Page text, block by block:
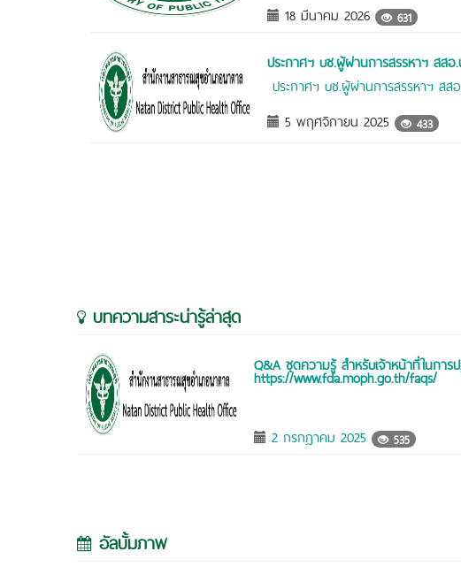
18 มีนาคม 2026
631
ประกาศฯ บช.ผู้ผ่านการสรรหาฯ สสอ
ประกาศฯ บช.ผู้ผ่านการสรรหาฯ สส
5 พฤศจิกายน 2025
433
บทความสาระน่ารู้ล่าสุด
Q&A ชุดความรู้ สำหรับเจ้าหน้าที่ในการ
https://www.fda.moph.go.th/faqs/
2 กรกฎาคม 2025 535
อัลบั้มภาพ